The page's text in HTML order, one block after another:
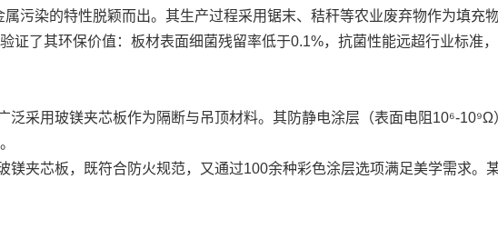
污染的特性脱颖而出。其生产过程采用锯末、秸秆等农业废弃物作为填充
证了其环保价值：板材表面细菌残留率低于0.1%，抗菌性能远超行业标准
泛采用玻镁夹芯板作为隔断与吊顶材料。其防静电涂层（表面电阻10⁶-
镁夹芯板，既符合防火规范，又通过100余种彩色涂层选项满足美学需求。